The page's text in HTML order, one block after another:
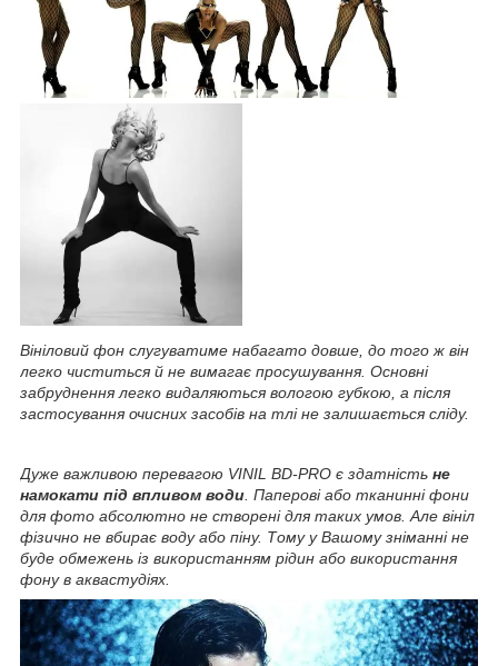
Вініловий фон слугуватиме набагато довше, до того ж він
легко чиститься й не вимагає просушування. Основні
забруднення легко видаляються вологою губкою, а після
застосування очисних засобів на тлі не залишається сліду.
Дуже важливою перевагою VINIL BD-PRO є здатність не
намокати під впливом води . Паперові або тканинні фони
для фото абсолютно не створені для таких умов. Але вініл
фізично не вбирає воду або піну. Тому у Вашому зніманні не
буде обмежень із використанням рідин або використання
фону в аквастудіях.